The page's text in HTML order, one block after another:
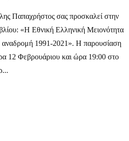
Παπαχρήστος σας προσκαλεί στην
«Η Εθνική Ελληνική Μειονότητα
αναδρομή 1991-2021». Η παρουσίαση
12 Φεβρουάριου και ώρα 19:00 στο